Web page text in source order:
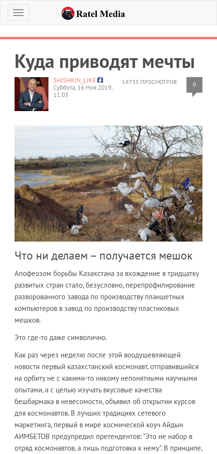
Меню
Куда приводят мечты
19735 ПРОСМОТРОВ 0
SHISHKIN_LIKE
Суббота, 16 Ноя 2019,
11:03
Что ни делаем – получается мешок
Апофеозом борьбы Казахстана за вхождение в тридцатку
развитых стран стало, безусловно, перепрофилирование
разворованного завода по производству планшетных
компьютеров в завод по производству пластиковых
мешков.
Это где-то даже символично.
Как раз через неделю после этой воодушевляющей
новости первый казахстанский космонавт, отправившийся
на орбиту не с какими-то никому непонятными научными
опытами, а с целью изучать вкусовые качества
бешбармака в невесомости, объявил об открытии курсов
для космонавтов. В лучших традициях сетевого
маркетинга, первый в мире космической коуч Айдын
АИМБЕТОВ предупредил претендентов: "Это не набор в
отряд космонавтов, а лишь подготовка к нему". В принципе,